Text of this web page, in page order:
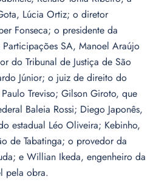
Lúcia Ortiz; o diretor
Fonseca; o presidente da
SA, Manoel Araújo
do Tribunal de Justiça de São
Júnior; o juiz de direito do
Treviso; Gilson Giroto, que
Baleia Rossi; Diego Japonês,
estadual Léo Oliveira; Kebinho,
de Tabatinga; o provedor da
e Willian Ikeda, engenheiro da
pela obra.